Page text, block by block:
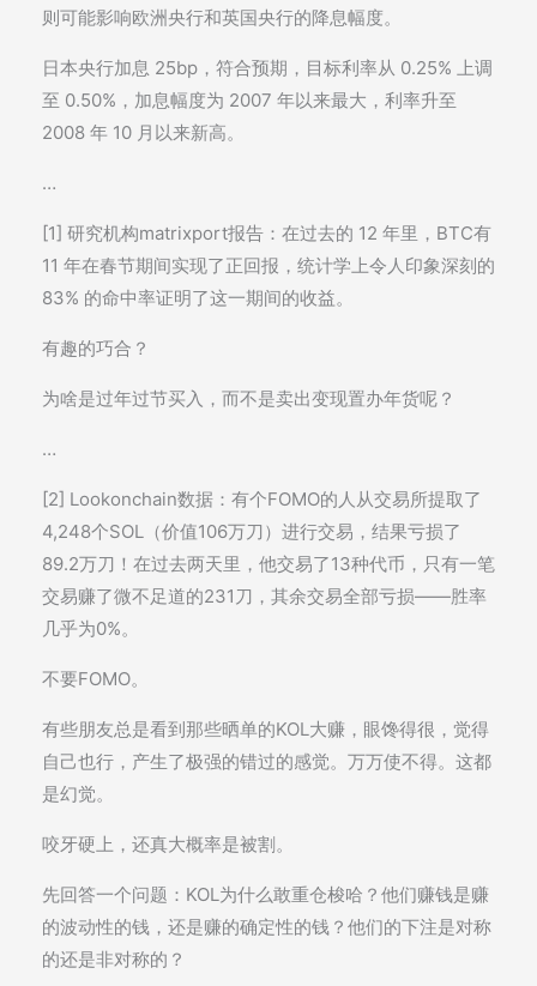
则可能影响欧洲央行和英国央行的降息幅度。
日本央行加息 25bp，符合预期，目标利率从 0.25% 上调
至 0.50%，加息幅度为 2007 年以来最大，利率升至
2008 年 10 月以来新高。
…
[1] 研究机构matrixport报告：在过去的 12 年里，BTC有
11 年在春节期间实现了正回报，统计学上令人印象深刻的
83% 的命中率证明了这一期间的收益。
有趣的巧合？
为啥是过年过节买入，而不是卖出变现置办年货呢？
…
[2] Lookonchain数据：有个FOMO的人从交易所提取了
4,248个SOL（价值106万刀）进行交易，结果亏损了
89.2万刀！在过去两天里，他交易了13种代币，只有一笔
交易赚了微不足道的231刀，其余交易全部亏损——胜率
几乎为0%。
不要FOMO。
有些朋友总是看到那些晒单的KOL大赚，眼馋得很，觉得
自己也行，产生了极强的错过的感觉。万万使不得。这都
是幻觉。
咬牙硬上，还真大概率是被割。
先回答一个问题：KOL为什么敢重仓梭哈？他们赚钱是赚
的波动性的钱，还是赚的确定性的钱？他们的下注是对称
的还是非对称的？